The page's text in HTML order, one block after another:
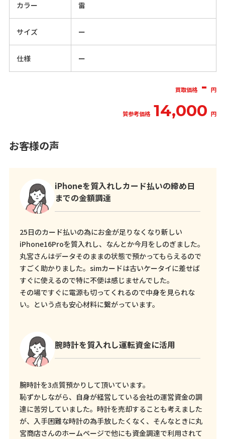
カラー 雷
サイズ ー
仕様 ー
買取価格 - 円
質参考価格 14,000 円
お客様の声
iPhoneを質入れしカード払いの締め日
までの金額調達
25日のカード払いの為にお金が足りなくなり新しい
iPhone16Proを質入れし、なんとか今月をしのぎました。
丸宮さんはデータそのままの状態で預かってもらえるので
すごく助かりました。simカードは古いケータイに差せば
すぐに使えるので特に不便は感じませんでした。
その場ですぐに電源も切ってくれるので中身を見られな
い。という点も安心材料に繋がっています。
腕時計を質入れし運転資金に活用
腕時計を3点質預かりして頂いています。
恥ずかしながら、自身が経営している会社の運営資金の調
達に苦労していました。時計を売却することも考えました
が、入手困難な時計の為手放したくなく、そんなときに丸
宮商店さんのホームページで他にも資金調達で利用されて